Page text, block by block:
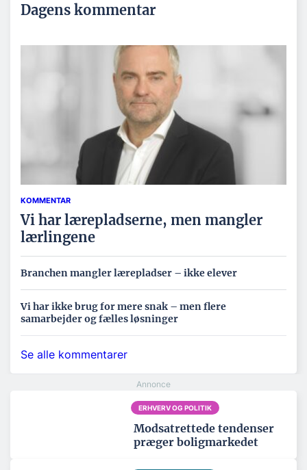
Dagens kommentar
KOMMENTAR
Vi har lærepladserne, men mangler
lærlingene
Branchen mangler lærepladser – ikke elever
Vi har ikke brug for mere snak – men flere
samarbejder og fælles løsninger
Se alle kommentarer
ERHVERV OG POLITIK
Modsatrettede tendenser
præger boligmarkedet